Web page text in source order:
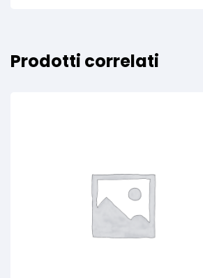
Prodotti correlati